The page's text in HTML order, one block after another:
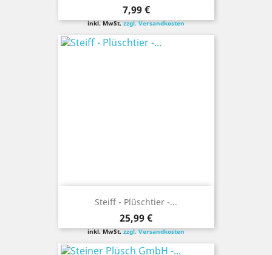
Preis
7,99 €
inkl. MwSt.zzgl. Versandkosten
Steiff - Plüschtier -...
Preis
25,99 €
inkl. MwSt.zzgl. Versandkosten